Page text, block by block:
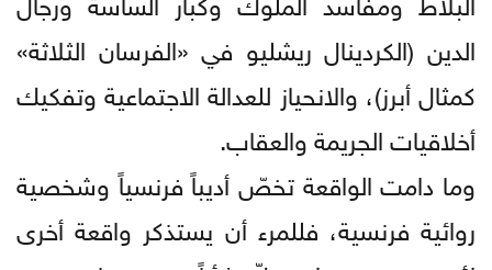
الدين (الكردينال ريشليو في «الفرسان الثلاثة»
كمثال أبرز)، والانحياز للعدالة الاجتماعية وتفكيك
أخلاقيات الجريمة والعقاب.
وما دامت الواقعة تخصّ أديباً فرنسياً وشخصية
روائية فرنسية، فللمرء أن يستذكر واقعة أخرى